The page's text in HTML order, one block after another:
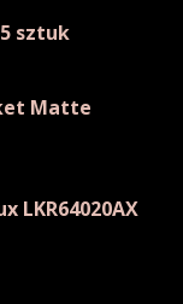
sztuk
Matte
LKR64020AX